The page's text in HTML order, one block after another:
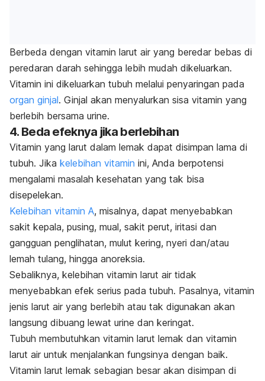
Berbeda dengan vitamin larut air yang beredar bebas di
peredaran darah sehingga lebih mudah dikeluarkan.
Vitamin ini dikeluarkan tubuh melalui penyaringan pada
organ ginjal. Ginjal akan menyalurkan sisa vitamin yang
berlebih bersama urine.
4. Beda efeknya jika berlebihan
Vitamin yang larut dalam lemak dapat disimpan lama di
tubuh. Jika kelebihan vitamin ini, Anda berpotensi
mengalami masalah kesehatan yang tak bisa
disepelekan.
Kelebihan vitamin A, misalnya, dapat menyebabkan
sakit kepala, pusing, mual, sakit perut, iritasi dan
gangguan penglihatan, mulut kering, nyeri dan/atau
lemah tulang, hingga anoreksia.
Sebaliknya, kelebihan vitamin larut air tidak
menyebabkan efek serius pada tubuh. Pasalnya, vitamin
jenis larut air yang berlebih atau tak digunakan akan
langsung dibuang lewat urine dan keringat.
Tubuh membutuhkan vitamin larut lemak dan vitamin
larut air untuk menjalankan fungsinya dengan baik.
Vitamin larut lemak sebagian besar akan disimpan di